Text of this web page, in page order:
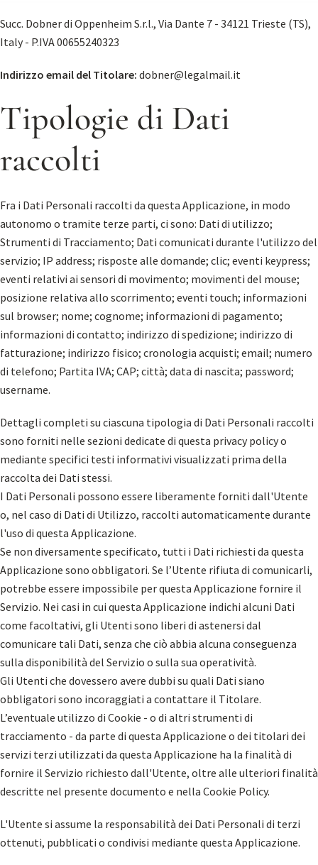
Succ. Dobner di Oppenheim S.r.l., Via Dante 7 - 34121 Trieste (TS),
Italy - P.IVA 00655240323
Indirizzo email del Titolare: dobner@legalmail.it
Tipologie di Dati
raccolti
Fra i Dati Personali raccolti da questa Applicazione, in modo
autonomo o tramite terze parti, ci sono: Dati di utilizzo;
Strumenti di Tracciamento; Dati comunicati durante l'utilizzo del
servizio; IP address; risposte alle domande; clic; eventi keypress;
eventi relativi ai sensori di movimento; movimenti del mouse;
posizione relativa allo scorrimento; eventi touch; informazioni
sul browser; nome; cognome; informazioni di pagamento;
informazioni di contatto; indirizzo di spedizione; indirizzo di
fatturazione; indirizzo fisico; cronologia acquisti; email; numero
di telefono; Partita IVA; CAP; città; data di nascita; password;
username.
Dettagli completi su ciascuna tipologia di Dati Personali raccolti
sono forniti nelle sezioni dedicate di questa privacy policy o
mediante specifici testi informativi visualizzati prima della
raccolta dei Dati stessi.
I Dati Personali possono essere liberamente forniti dall'Utente
o, nel caso di Dati di Utilizzo, raccolti automaticamente durante
l'uso di questa Applicazione.
Se non diversamente specificato, tutti i Dati richiesti da questa
Applicazione sono obbligatori. Se l’Utente rifiuta di comunicarli,
potrebbe essere impossibile per questa Applicazione fornire il
Servizio. Nei casi in cui questa Applicazione indichi alcuni Dati
come facoltativi, gli Utenti sono liberi di astenersi dal
comunicare tali Dati, senza che ciò abbia alcuna conseguenza
sulla disponibilità del Servizio o sulla sua operatività.
Gli Utenti che dovessero avere dubbi su quali Dati siano
obbligatori sono incoraggiati a contattare il Titolare.
L’eventuale utilizzo di Cookie - o di altri strumenti di
tracciamento - da parte di questa Applicazione o dei titolari dei
servizi terzi utilizzati da questa Applicazione ha la finalità di
fornire il Servizio richiesto dall'Utente, oltre alle ulteriori finalità
descritte nel presente documento e nella Cookie Policy.
L'Utente si assume la responsabilità dei Dati Personali di terzi
ottenuti, pubblicati o condivisi mediante questa Applicazione.